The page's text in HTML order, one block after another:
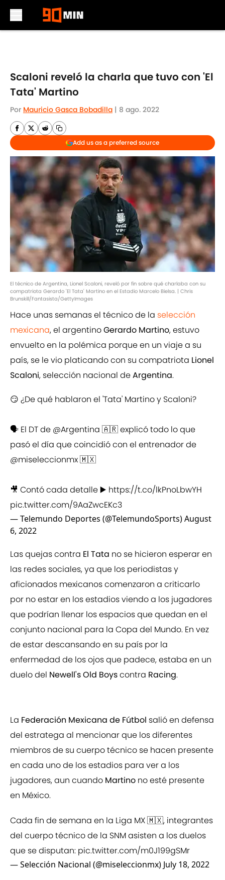
Scaloni reveló la charla que tuvo con 'El
Tata' Martino
Por Mauricio Gasca Bobadilla | 8 ago. 2022
Add us as a preferred source
El técnico de Argentina, Lionel Scaloni, reveló por fin sobre qué charlaba con su
compatriota Gerardo 'El Tata' Martino en el Estadio Marcelo Bielsa. | Chris
Brunskill/Fantasista/GettyImages
Hace unas semanas el técnico de la selección
mexicana, el argentinoGerardo Martino, estuvo
envuelto en la polémica porque en un viaje a su
país, se le vio platicando con su compatriota Lionel
Scaloni, selección nacional deArgentina.
😏 ¿De qué hablaron el 'Tata' Martino y Scaloni?
🗣️ El DT de @Argentina 🇦🇷 explicó todo lo que
pasó el día que coincidió con el entrenador de
@miseleccionmx🇲🇽
🎥 Contó cada detalle ▶️ https://t.co/lkPnoLbwYH
pic.twitter.com/9AaZwcEKc3
— Telemundo Deportes (@TelemundoSports)August
6, 2022
Las quejas contra El Tata no se hicieron esperar en
las redes sociales, ya que los periodistas y
aficionados mexicanos comenzaron a criticarlo
por no estar en los estadios viendo a los jugadores
que podrían llenar los espacios que quedan en el
conjunto nacional para la Copa del Mundo. En vez
de estar descansando en su país por la
enfermedad de los ojos que padece, estaba en un
duelo del Newell's Old Boyscontra Racing.
La Federación Mexicana de Fútbol salió en defensa
del estratega al mencionar que los diferentes
miembros de su cuerpo técnico se hacen presente
en cada uno de los estadios para ver a los
jugadores, aun cuando Martino no esté presente
en México.
Cada fin de semana en la Liga MX 🇲🇽, integrantes
del cuerpo técnico de la SNM asisten a los duelos
que se disputan: pic.twitter.com/m0J199gSMr
— Selección Nacional (@miseleccionmx) July 18, 2022